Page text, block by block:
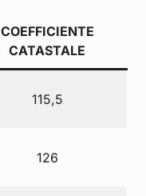
COEFFICIENTE
CATASTALE
115,5
126